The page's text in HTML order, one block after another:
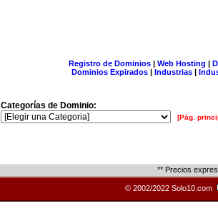
Registro de Dominios| Web Hosting |
Dominios Expirados | Industrias |
Categorías de Dominio:
[Pág.
** Precios
© 2002/2022 Solo10.com